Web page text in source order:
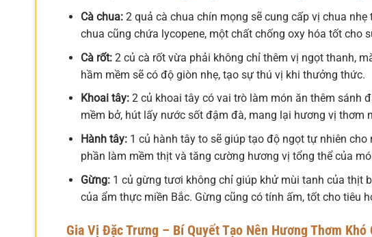
Cà chua:2 quả cà chua chín mọng sẽ cung cấp vị chua
chua cũng chứa lycopene, một chất chống oxy hóa tốt cho
Cà rốt:2 củ cà rốt vừa phải không chỉ thêm vị ngọt thanh,
hầm mềm sẽ có độ giòn nhẹ, tạo sự thú vị khi thưởng thức.
Khoai tây:2 củ khoai tây có vai trò làm món ăn thêm sánh
mềm bở, hút lấy nước sốt đậm đà, mang lại hương vị thơm
Hành tây:1 củ hành tây to sẽ giúp tạo độ ngọt tự nhiên
phần làm mềm thịt và tăng cường hương vị tổng thể của
Gừng:1 củ gừng tươi không chỉ giúp khử mùi tanh của thịt
của ẩm thực miền Bắc. Gừng cũng có tính ấm, tốt cho tiêu
Gia Vị Đặc Trưng – Bí Quyết Tạo Nên Hương Thơm Khó